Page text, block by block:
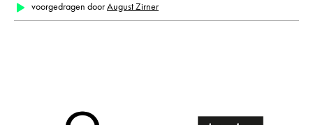
voorgedragen doorAugust Zirner